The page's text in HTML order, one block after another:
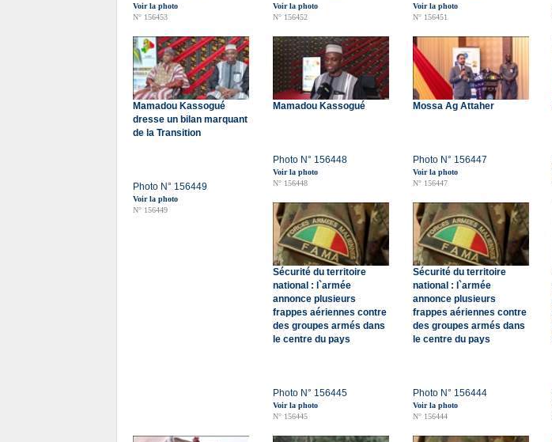
Voir la photo
N° 156453
Voir la photo
N° 156452
Voir la photo
N° 156451
Mamadou Kassogué
dresse un bilan marquant
de la Transition
Photo N° 156449
Voir la photo
N° 156449
Mamadou Kassogué
Photo N° 156448
Voir la photo
N° 156448
Mossa Ag Attaher
Photo N° 156447
Voir la photo
N° 156447
Sécurité du territoire
national : l`armée
annonce plusieurs
frappes aériennes contre
des groupes armés dans
le centre du pays
Photo N° 156445
Voir la photo
N° 156445
Sécurité du territoire
national : l`armée
annonce plusieurs
frappes aériennes contre
des groupes armés dans
le centre du pays
Photo N° 156444
Voir la photo
N° 156444